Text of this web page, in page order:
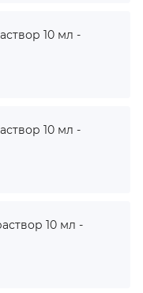
10 мл -
10 мл -
10 мл -